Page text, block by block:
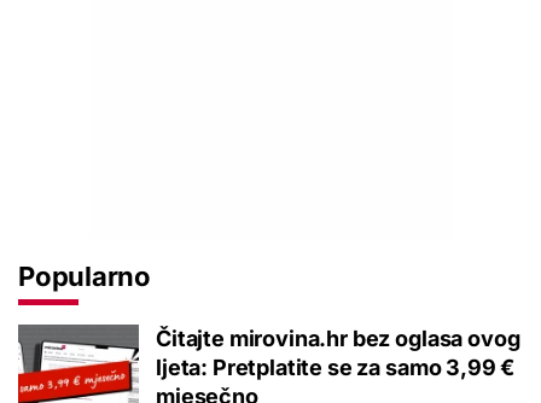
Popularno
Čitajte mirovina.hr bez oglasa ovog
ljeta: Pretplatite se za samo 3,99 €
mjesečno